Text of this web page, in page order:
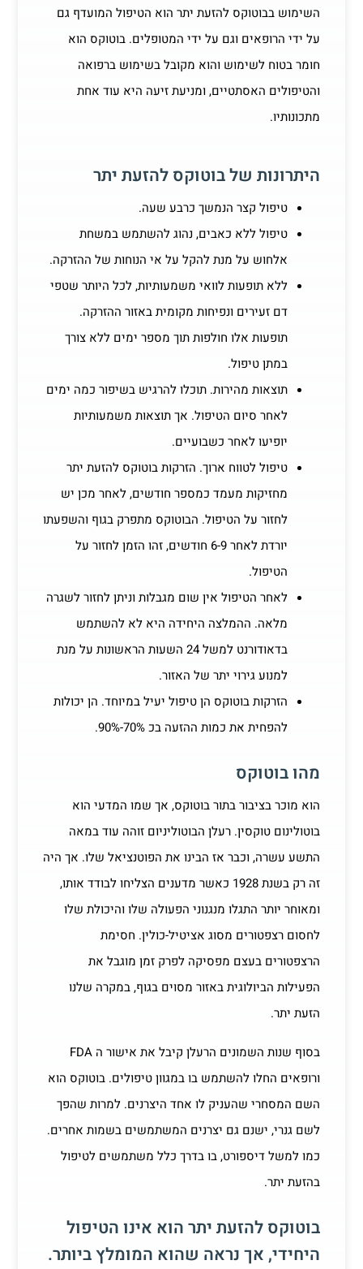
השימוש בבוטוקס להזעת יתר הוא הטיפול המועדף גם
על ידי הרופאים וגם על ידי המטופלים. בוטוקס הוא
חומר בטוח לשימוש והוא מקובל בשימוש ברפואה
והטיפולים האסתטיים, ומניעת זיעה היא עוד אחת
מתכונותיו.
היתרונות של בוטוקס להזעת יתר
טיפול קצר הנמשך כרבע שעה.
טיפול ללא כאבים, נהוג להשתמש במשחת
אלחוש על מנת להקל על אי הנוחות של ההזרקה.
ללא תופעות לוואי משמעותיות, לכל היותר שטפי
דם זעירים ונפיחות מקומית באזור ההזרקה.
תופעות אלו חולפות תוך מספר ימים ללא צורך
במתן טיפול.
תוצאות מהירות. תוכלו להרגיש בשיפור כמה ימים
לאחר סיום הטיפול. אך תוצאות משמעותיות
יופיעו לאחר כשבועיים.
טיפול לטווח ארוך. הזרקות בוטוקס להזעת יתר
מחזיקות מעמד כמספר חודשים, לאחר מכן יש
לחזור על הטיפול. הבוטוקס מתפרק בגוף והשפעתו
יורדת לאחר 6-9 חודשים, זהו הזמן לחזור על
הטיפול.
לאחר הטיפול אין שום מגבלות וניתן לחזור לשגרה
מלאה. ההמלצה היחידה היא לא להשתמש
בדאודורנט למשל 24 השעות הראשונות על מנת
למנוע גירוי יתר של האזור.
הזרקות בוטוקס הן טיפול יעיל במיוחד. הן יכולות
להפחית את כמות ההזעה בכ 70%-90%.
מהו בוטוקס
הוא מוכר בציבור בתור בוטוקס, אך שמו המדעי הוא
בוטולינום טוקסין. רעלן הבוטוליניום זוהה עוד במאה
התשע עשרה, וכבר אז הבינו את הפוטנציאל שלו. אך היה
זה רק בשנת 1928 כאשר מדענים הצליחו לבודד אותו,
ומאוחר יותר התגלו מנגנוני הפעולה שלו והיכולת שלו
לחסום רצפטורים מסוג אציטיל-כולין. חסימת
הרצפטורים בעצם מפסיקה לפרק זמן מוגבל את
הפעילות הביולוגית באזור מסוים בגוף, במקרה שלנו
הזעת יתר.
בסוף שנות השמונים הרעלן קיבל את אישור ה FDA
ורופאים החלו להשתמש בו במגוון טיפולים. בוטוקס הוא
השם המסחרי שהעניק לו אחד היצרנים. למרות שהפך
לשם גנרי, ישנם גם יצרנים המשתמשים בשמות אחרים.
כמו למשל דיספורט, בו בדרך כלל משתמשים לטיפול
בהזעת יתר.
בוטוקס להזעת יתר הוא אינו הטיפול
היחידי, אך נראה שהוא המומלץ ביותר.